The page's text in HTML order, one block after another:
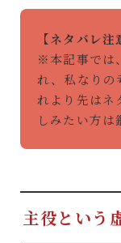
【ネタバレ注
※本記事では
れ、私なりの
れより先はネ
しみたい方は
主役という